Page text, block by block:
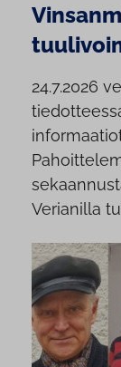
24.7.2026
Verianilla